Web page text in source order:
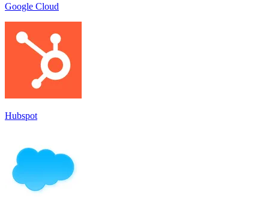
Google Cloud
Hubspot